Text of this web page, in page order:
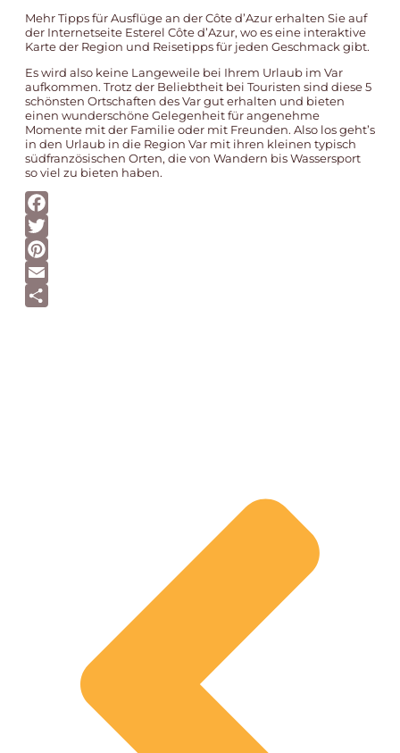
Mehr Tipps für Ausflüge an der Côte d’Azur erhalten Sie auf
der Internetseite Esterel Côte d’Azur, wo es eine interaktive
Karte der Region und Reisetipps für jeden Geschmack gibt.
Es wird also keine Langeweile bei Ihrem Urlaub im Var
aufkommen. Trotz der Beliebtheit bei Touristen sind diese 5
schönsten Ortschaften des Var gut erhalten und bieten
einen wunderschöne Gelegenheit für angenehme
Momente mit der Familie oder mit Freunden. Also los geht’s
in den Urlaub in die Region Var mit ihren kleinen typisch
südfranzösischen Orten, die von Wandern bis Wassersport
so viel zu bieten haben.
Facebook
Twitter
Pinterest
Email